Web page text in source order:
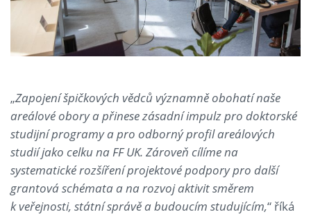
„Zapojení špičkových vědců významně obohatí naše
areálové obory a přinese zásadní impulz pro doktorské
studijní programy a pro odborný profil areálových
studií jako celku na FF UK. Zároveň cílíme na
systematické rozšíření projektové podpory pro další
grantová schémata a na rozvoj aktivit směrem
k veřejnosti, státní správě a budoucím studujícím,“ říká